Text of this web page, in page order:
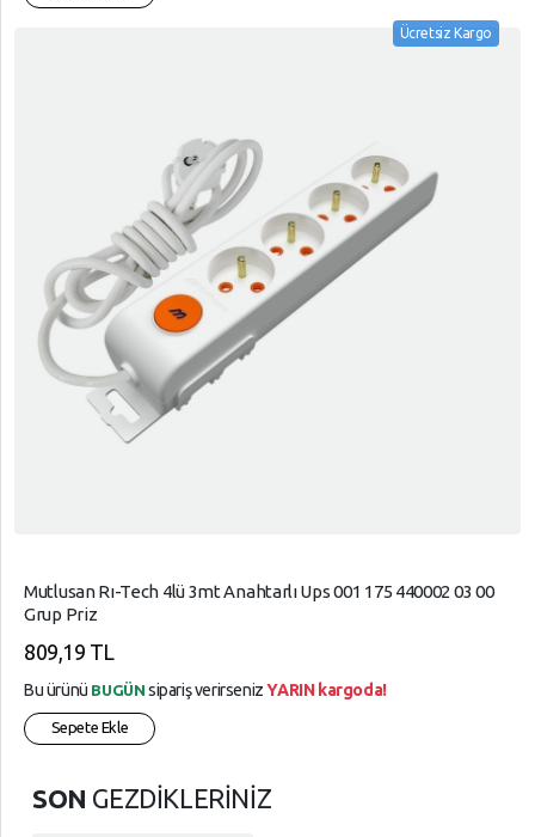
Ücretsiz Kargo
Mutlusan Rı-Tech 4lü 3mt Anahtarlı Ups 001 175 440002 03 00
Grup Priz
809,19 TL
Bu ürünü BUGÜN sipariş verirsenizYARIN kargoda!
Sepete Ekle
SON GEZDİKLERİNİZ